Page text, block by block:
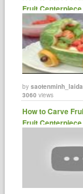
Fruit Centerpiece
by
3060 views
How to Carve
Fruit Centerpiece